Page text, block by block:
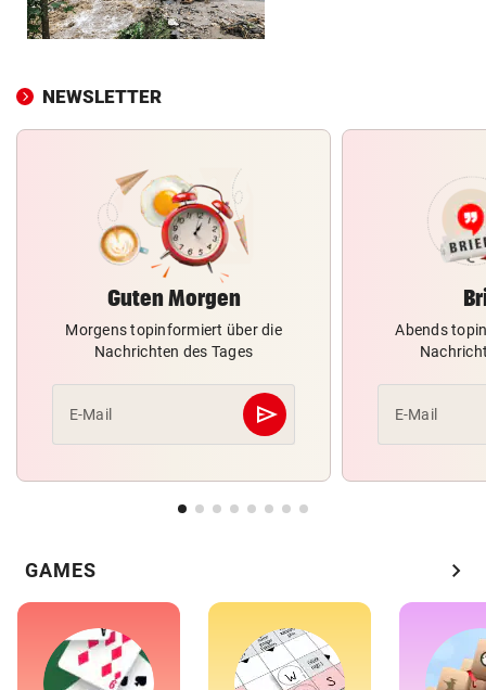
NEWSLETTER
Guten Morgen
Morgens topinformiert über die
Nachrichten des Tages
E-Mail send
Abschicken
Abends
E-Mail
GAMES chevron_right